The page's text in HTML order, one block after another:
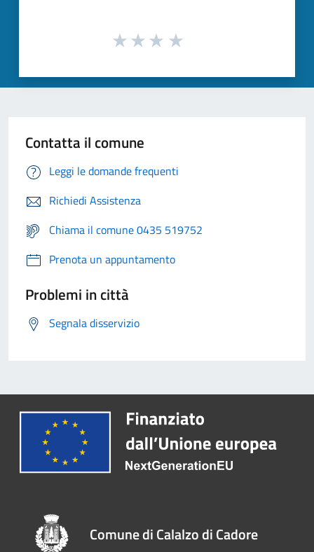
Contatta il comune
Leggi le domande frequenti
Richiedi Assistenza
Chiama il comune 0435 519752
Prenota un appuntamento
Problemi in città
Segnala disservizio
Comune di Calalzo di Cadore